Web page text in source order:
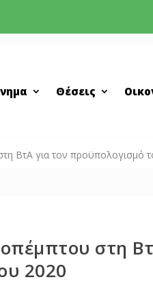
Θέσεις
ΒτΑ για τον προϋπολογισμό
στη
2020